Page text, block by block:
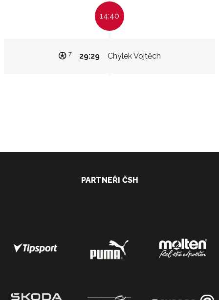
14:40
Chýlek Vojtěch
29:29
7
PARTNEŘI ČSH